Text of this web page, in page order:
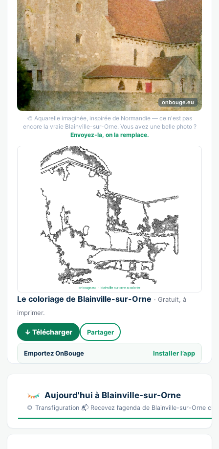
onbouge.eu
🎨 Aquarelle imaginée, inspirée de Normandie — ce n'est pas
encore la vraie Blainville-sur-Orne. Vous avez une belle photo ?
Envoyez-la, on la remplace.
Le coloriage de Blainville-sur-Orne · Gratuit, à
imprimer.
↓ Télécharger Partager
Emportez OnBouge Installer l’app
Aujourd'hui à Blainville-sur-Orne
🌻 Transfiguration 📬 Recevez l’agenda de Blainville-sur-Orne